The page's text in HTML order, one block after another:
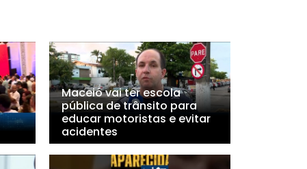
Maceió vai ter escola
pública de trânsito para
educar motoristas e evitar
acidentes